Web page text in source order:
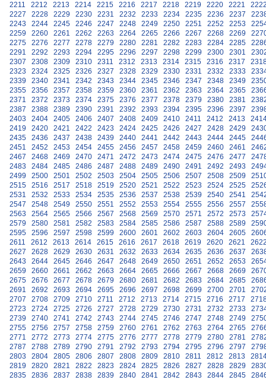
2211
2212 2213 2214 2215 2216 2217 2218 2219 2220 2221
2227
2228 2229 2230 2231 2232 2233 2234 2235 2236 2237
2243
2244 2245 2246 2247 2248 2249 2250 2251 2252 2253
2259
2260 2261 2262 2263 2264 2265 2266 2267 2268 2269
2275
2276 2277 2278 2279 2280 2281 2282 2283 2284 2285
2291
2292 2293 2294 2295 2296 2297 2298 2299 2300 2301
2307
2308 2309 2310 2311 2312 2313 2314 2315 2316 2317
2323
2324 2325 2326 2327 2328 2329 2330 2331 2332 2333
2339
2340 2341 2342 2343 2344 2345 2346 2347 2348 2349
2355
2356 2357 2358 2359 2360 2361 2362 2363 2364 2365
2371
2372 2373 2374 2375 2376 2377 2378 2379 2380 2381
2387
2388 2389 2390 2391 2392 2393 2394 2395 2396 2397
2403
2404 2405 2406 2407 2408 2409 2410 2411 2412 2413
2419
2420 2421 2422 2423 2424 2425 2426 2427 2428 2429
2435
2436 2437 2438 2439 2440 2441 2442 2443 2444 2445
2451
2452 2453 2454 2455 2456 2457 2458 2459 2460 2461
2467
2468 2469 2470 2471 2472 2473 2474 2475 2476 2477
2483
2484 2485 2486 2487 2488 2489 2490 2491 2492 2493
2499
2500 2501 2502 2503 2504 2505 2506 2507 2508 2509
2515
2516 2517 2518 2519 2520 2521 2522 2523 2524 2525
2531
2532 2533 2534 2535 2536 2537 2538 2539 2540 2541
2547
2548 2549 2550 2551 2552 2553 2554 2555 2556 2557
2563
2564 2565 2566 2567 2568 2569 2570 2571 2572 2573
2579
2580 2581 2582 2583 2584 2585 2586 2587 2588 2589
2595
2596 2597 2598 2599 2600 2601 2602 2603 2604 2605
2611
2612 2613 2614 2615 2616 2617 2618 2619 2620 2621
2627
2628 2629 2630 2631 2632 2633 2634 2635 2636 2637
2643
2644 2645 2646 2647 2648 2649 2650 2651 2652 2653
2659
2660 2661 2662 2663 2664 2665 2666 2667 2668 2669
2675
2676 2677 2678 2679 2680 2681 2682 2683 2684 2685
2691
2692 2693 2694 2695 2696 2697 2698 2699 2700 2701
2707
2708 2709 2710 2711 2712 2713 2714 2715 2716 2717
2723
2724 2725 2726 2727 2728 2729 2730 2731 2732 2733
2739
2740 2741 2742 2743 2744 2745 2746 2747 2748 2749
2755
2756 2757 2758 2759 2760 2761 2762 2763 2764 2765
2771
2772 2773 2774 2775 2776 2777 2778 2779 2780 2781
2787
2788 2789 2790 2791 2792 2793 2794 2795 2796 2797
2803
2804 2805 2806 2807 2808 2809 2810 2811 2812 2813
2819
2820 2821 2822 2823 2824 2825 2826 2827 2828 2829
2835
2836 2837 2838 2839 2840 2841 2842 2843 2844 2845